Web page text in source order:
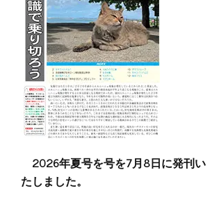
2026年夏号を号を7月8日に発刊い
たしました。